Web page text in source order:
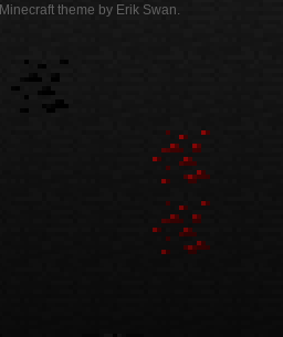
Minecraft theme by Erik Swan.